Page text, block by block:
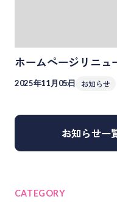
ホームページリニュ
2025年11月05日 お知らせ
お知らせ一
CATEGORY